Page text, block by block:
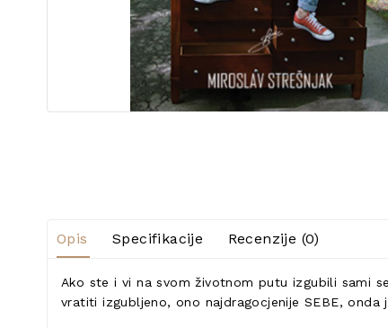
Opis Specifikacije Recenzije (0)
Ako ste i vi na svom životnom putu izgubili sami
vratiti izgubljeno, ono najdragocjenije SEBE, onda